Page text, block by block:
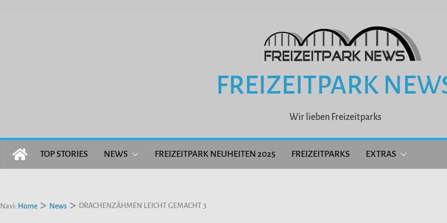
FREIZEITPARK
Wir lieben Freizeitparks
TOP STORIES NEWS FREIZEITPARK NEUHEITEN 2025 FREIZEITPARKS EXTRAS
Navi: Home News DRACHENZÄHMEN LEICHT GEMACHT 3